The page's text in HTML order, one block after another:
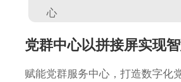
心
党群中心以拼接屏实现
赋能党群服务中心，打造数字化